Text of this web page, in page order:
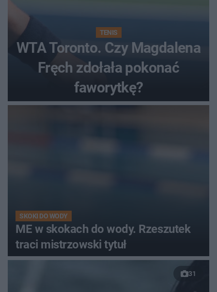
TENIS
WTA Toronto. Czy Magdalena
Fręch zdołała pokonać
faworytkę?
SKOKI DO WODY
ME w skokach do wody. Rzeszutek
traci mistrzowski tytuł
31